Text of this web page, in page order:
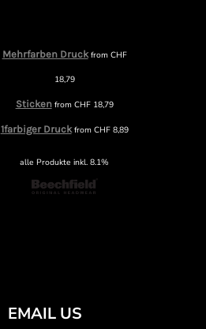
Mehrfarben Druckfrom CHF
18,79
Stickenfrom CHF18,79
1farbiger Druckfrom CHF8,89
alle Produkte inkl. 8.1%
EMAIL US